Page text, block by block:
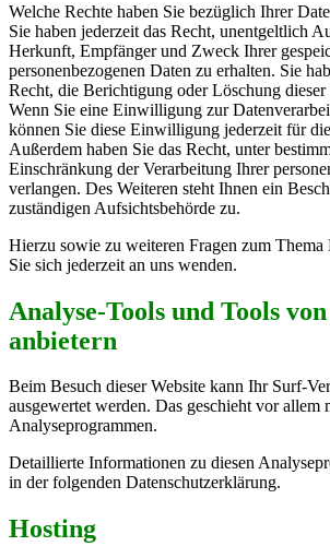
Welche Rechte haben Sie bezüglich Ihrer
Sie haben jederzeit das Recht, unentgeltlich
Herkunft, Empfänger und Zweck Ihrer
personenbezogenen Daten zu erhalten. Sie
Recht, die Berichtigung oder Löschung
Wenn Sie eine Einwilligung zur
können Sie diese Einwilligung jederzeit für
Außerdem haben Sie das Recht, unter
Einschränkung der Verarbeitung Ihrer
verlangen. Des Weiteren steht Ihnen ein
zuständigen Aufsichtsbehörde zu.
Hierzu sowie zu weiteren Fragen zum Thema
Sie sich jederzeit an uns wenden.
Analyse-Tools und Tools
anbietern
Beim Besuch dieser Website kann Ihr Surf-
ausgewertet werden. Das geschieht vor allem
Analyseprogrammen.
Detaillierte Informationen zu diesen
in der folgenden Datenschutzerklärung.
Hosting